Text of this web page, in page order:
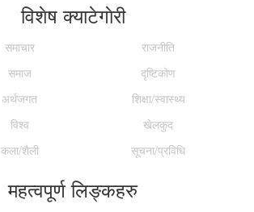
विशेष क्याटेगाेरी
समाचार
राजनीति
समाज
दृष्टिकोण
अर्थजगत
शिक्षा/स्वास्थ्य
विश्व
खेलकुद
कला/शैली
सूचना/प्रविधि
महत्वपूर्ण लिङ्कहरु